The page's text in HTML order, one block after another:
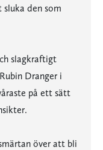
den som
slagkraftigt
Dranger i
på ett sätt
över att bli